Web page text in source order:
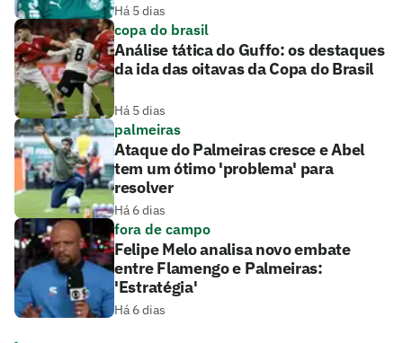
Há 5 dias
copa do brasil
Análise tática do Guffo: os destaques
da ida das oitavas da Copa do Brasil
Há 5 dias
palmeiras
Ataque do Palmeiras cresce e Abel
tem um ótimo 'problema' para
resolver
Há 6 dias
fora de campo
Felipe Melo analisa novo embate
entre Flamengo e Palmeiras:
'Estratégia'
Há 6 dias